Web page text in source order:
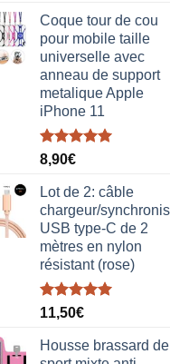
Coque tour de cou
pour mobile taille
universelle avec
anneau de support
metalique Apple
iPhone 11
Note5.00
8,90€
Lot de 2: câble
chargeur/
USB type-C de 2
mètres en nylon
résistant (rose)
Note5.00
11,50€
Housse brassard de